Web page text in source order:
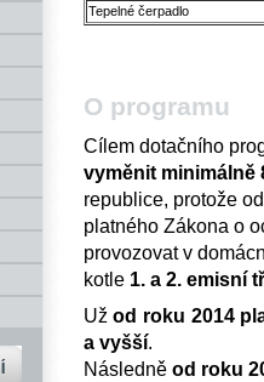
Tepelné čerpadlo
O programu
Cílem dotačního
vyměnit minimálně
republice, protože
platného Zákona o
provozovat v
kotle 1. a 2. emisní
Užod roku 2014
a vyšší.
Následně od roku